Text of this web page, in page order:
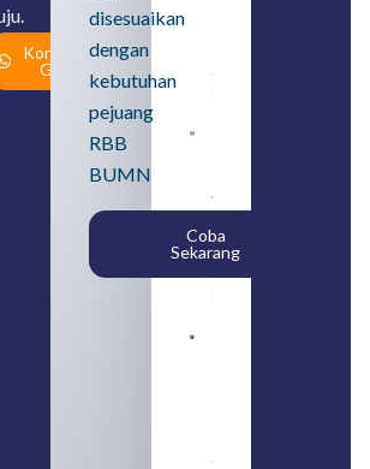
Konsultasi
Gratis
disesuaikan
dengan
kebutuhan
pejuang
RBB
BUMN
Coba
Sekarang
August 5,
2026
yang
Tergabung
dalam
Himbara
August 4,
2026
August 3, 2026